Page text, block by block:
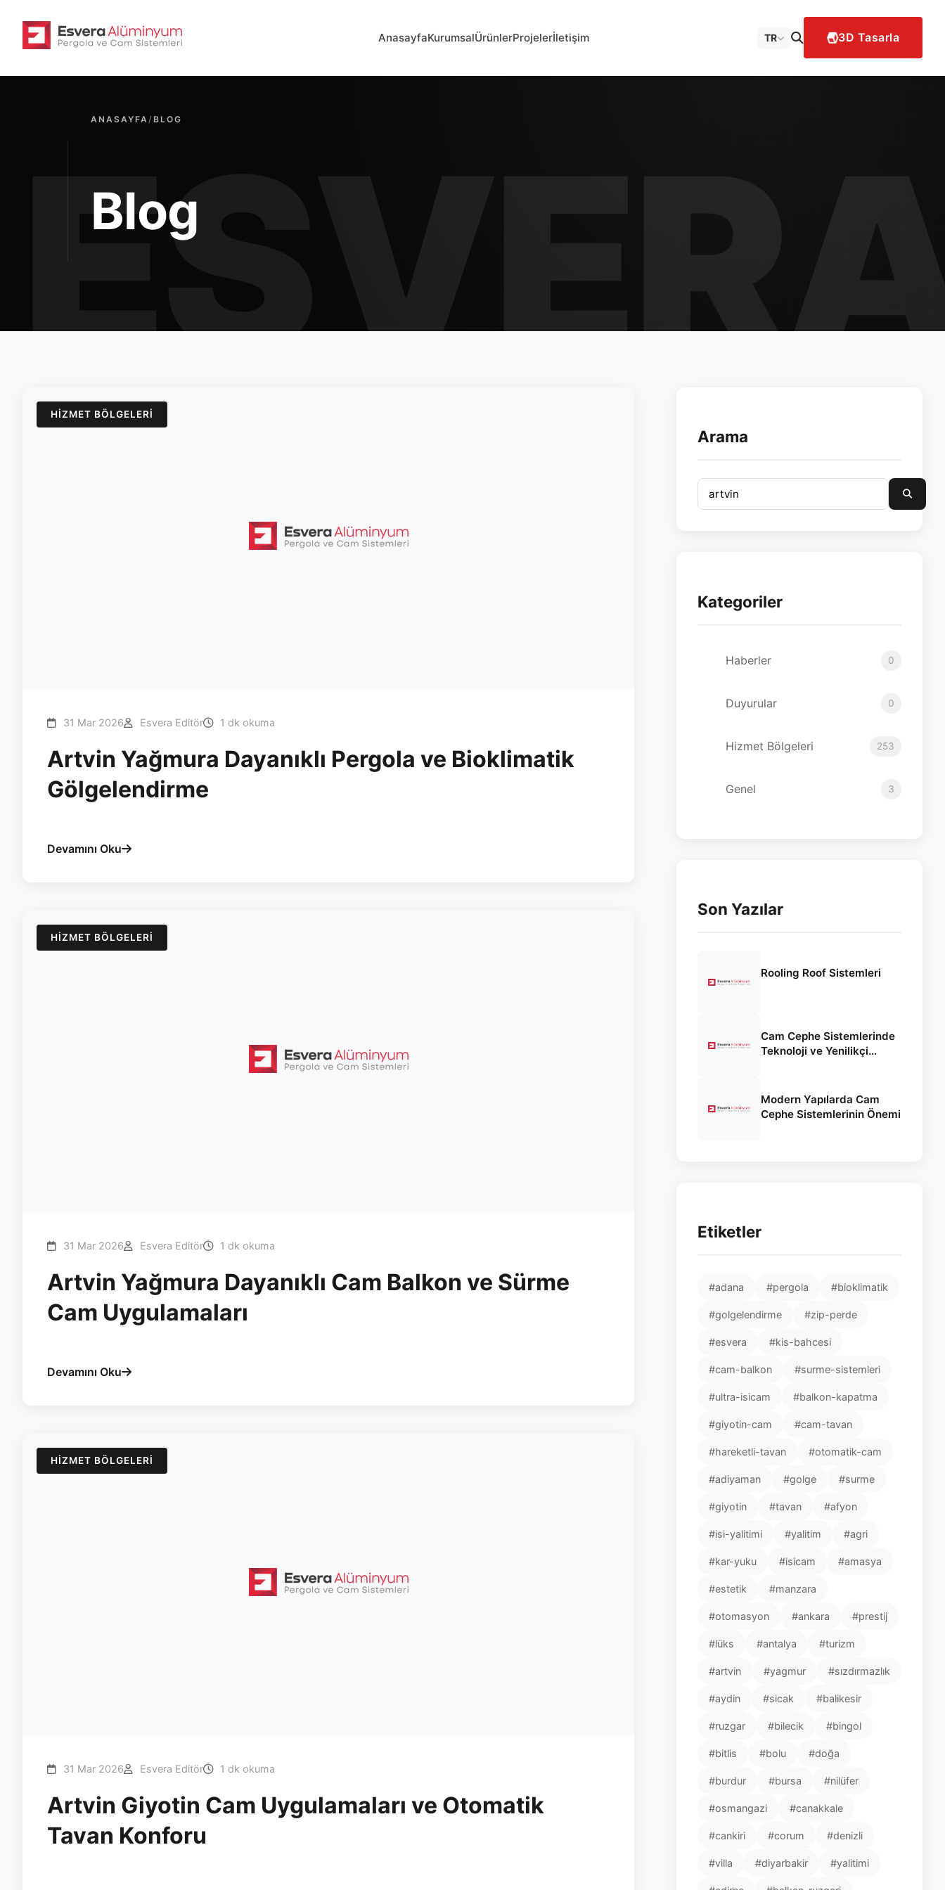
AnasayfaKurumsalÜrünlerProjelerİletişim TR 3D Tasarla
ANASAYFA/ BLOG
Blog
HIZMET BÖLGELERI
31 Mar 2026 Esvera Editör 1 dk okuma
Artvin Yağmura Dayanıklı Pergola ve Bioklimatik
Gölgelendirme
Devamını Oku
HIZMET BÖLGELERI
31 Mar 2026 Esvera Editör 1 dk okuma
Artvin Yağmura Dayanıklı Cam Balkon ve Sürme
Cam Uygulamaları
Devamını Oku
HIZMET BÖLGELERI
31 Mar 2026 Esvera Editör 1 dk okuma
Artvin Giyotin Cam Uygulamaları ve Otomatik
Tavan Konforu
Arama
Kategoriler
Haberler 0
Duyurular 0
Hizmet Bölgeleri 253
Genel 3
Son Yazılar
Rooling Roof Sistemleri
Cam Cephe Sistemlerinde
Teknoloji ve Yenilikçi
Modern Yapılarda Cam
Cephe Sistemlerinin Önemi
Etiketler
#adana #pergola #bioklimatik
#golgelendirme #zip-perde
#esvera #kis-bahcesi
#cam-balkon #surme-sistemleri
#ultra-isicam #balkon-kapatma
#giyotin-cam #cam-tavan
#hareketli-tavan #otomatik-cam
#adiyaman #golge #surme
#giyotin #tavan #afyon
#isi-yalitimi #yalitim #agri
#kar-yuku #isicam #amasya
#estetik #manzara
#otomasyon #ankara #prestij
#lüks #antalya #turizm
#artvin #yagmur #sızdırmazlık
#aydin #sicak #balikesir
#ruzgar #bilecik #bingol
#bitlis #bolu #doğa
#burdur #bursa #nilüfer
#osmangazi #canakkale
#cankiri #corum #denizli
#villa #diyarbakir #yalitimi